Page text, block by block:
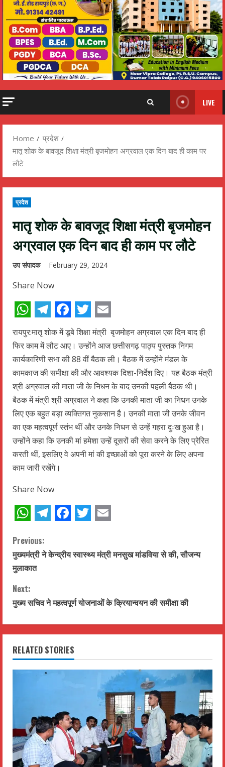
LIVE
Home
प्रदेश
मातृ शोक के बावजूद शिक्षा मंत्री बृजमोहन अग्रवाल एक दिन बाद ही काम पर
लौटे
प्रदेश
मातृ शोक के बावजूद शिक्षा मंत्री बृजमोहन
अग्रवाल एक दिन बाद ही काम पर लौटे
उप संपादक February 29, 2024
Share Now
WhatsApp
Telegram
Facebook
Twitter
Email
रायपुर:मातृ शोक में डूबे शिक्षा मंत्री बृजमोहन अग्रवाल एक दिन बाद ही
फिर काम में लौट आए। उन्होंने आज छत्तीसगढ़ पाठ्य पुस्तक निगम
कार्यकारिणी सभा की 88 वीं बैठक ली। बैठक में उन्होंने मंडल के
कामकाज की समीक्षा की और आवश्यक दिशा-निर्देश दिए। यह बैठक मंत्री
श्री अग्रवाल की माता जी के निधन के बाद उनकी पहली बैठक थी।
बैठक में मंत्री श्री अग्रवाल ने कहा कि उनकी माता जी का निधन उनके
लिए एक बहुत बड़ा व्यक्तिगत नुकसान है। उनकी माता जी उनके जीवन
का एक महत्वपूर्ण स्तंभ थीं और उनके निधन से उन्हें गहरा दुःख हुआ है।
उन्होंने कहा कि उनकी मां हमेशा उन्हें दूसरों की सेवा करने के लिए प्रेरित
करती थीं, इसलिए वे अपनी मां की इच्छाओं को पूरा करने के लिए अपना
काम जारी रखेंगे।
Share Now
C
o
n
t
i
n
u
e
a
Previous:
मुख्यमंत्री ने केन्द्रीय स्वास्थ्य मंत्री मनसुख मांडविया से की, सौजन्य
मुलाकात
Next:
मुख्य सचिव ने महत्वपूर्ण योजनाओं के क्रियान्वयन की समीक्षा की
RELATED STORIES